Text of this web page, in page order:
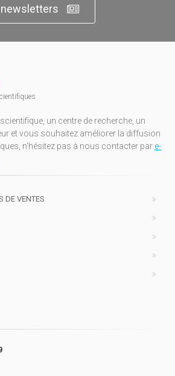
newsletters
un centre de recherche, un
et vous souhaitez améliorer la diffusion
n'hésitez pas à nous contacter par e-
DE VENTES